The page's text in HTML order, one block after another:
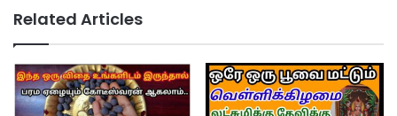
Related Articles